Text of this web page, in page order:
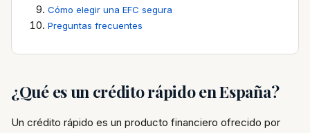
Cómo elegir una EFC segura
Preguntas frecuentes
¿Qué es un crédito rápido en España?
Un crédito rápido es un producto financiero ofrecido por